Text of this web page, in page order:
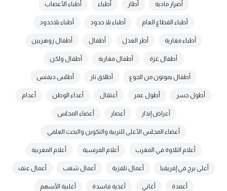
أضرار مادية أطار أطباء أطباء الأعصاب
أطباء القطاع العام أطباء بلا حدود أطباء بلاحدود
أطباء مغاربة أطر العدل أطفال أطفال زوهريين
أطفال غزة أطفال مغاربة أطفال ولكن
أطفال يموتون من الجوع أطلاق نار أطلس ديفنس
أطول جسر أطول عمر أعتقال أعداء الوطن أعدام
أعراض إنذار أعصار أعضاء المجلس
أعضاء المجلس الأعلى للتربية والتكوين والبحث العلمي
أعلام التلاوة في المغرب أعلام الفرنسية أعلام المغربية
أعلى برج في إفريقيا أعمال تلفزية أعمال شغب أعمال عنف
أعمدة أغاني أغذية فاسدة أغلبية الأسهم